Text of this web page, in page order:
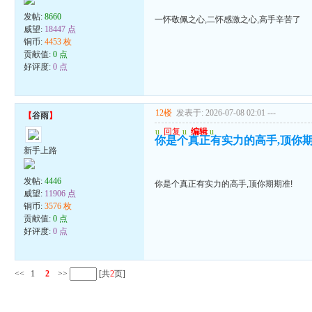
发帖:8660
威望: 18447 点
铜币:4453 枚
贡献值:0 点
好评度:0 点
一怀敬佩之心,二怀感激之心,高手辛苦了
【谷雨】
新手上路
发帖:4446
威望: 11906 点
铜币:3576 枚
贡献值:0 点
好评度:0 点
12楼 发表于: 2026-07-08 02:01 ---
u 回复 u 编辑 u
你是个真正有实力的高手,顶你
你是个真正有实力的高手,顶你期期准!
<< 1 2 >> [共2页]